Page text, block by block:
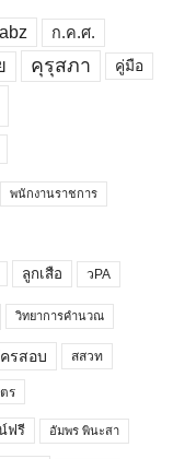
ก.ค.ศ.
คุรุสภา คู่มือ
พนักงานราชการ
ลูกเสือ วPA
วิทยาการคำนวณ
รสอบ สสวท
ร
ฟรี อัมพร พินะสา